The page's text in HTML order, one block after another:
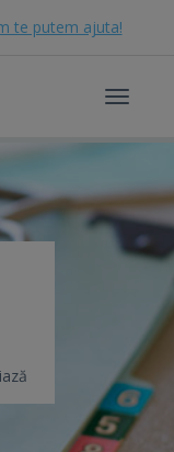
te putem ajuta!
Toggle